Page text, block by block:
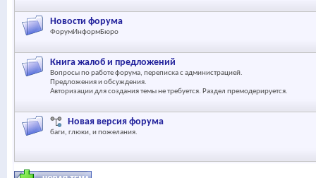
Новости форума
ФорумИнформБюро
Книга жалоб и предложений
Вопросы по работе форума, переписка с администрацией.
Предложения и обсуждения.
Авторизации для создания темы не требуется. Раздел премодерируется.
Новая версия форума
баги, глюки, и пожелания.